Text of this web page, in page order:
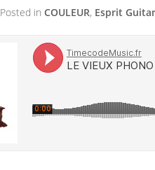
Posted in COULEUR, Esprit